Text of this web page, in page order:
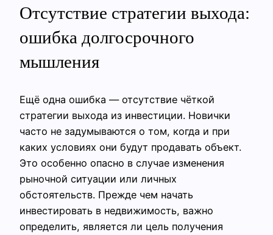
Отсутствие стратегии выхода:
ошибка долгосрочного
мышления
Ещё одна ошибка — отсутствие чёткой
стратегии выхода из инвестиции. Новички
часто не задумываются о том, когда и при
каких условиях они будут продавать объект.
Это особенно опасно в случае изменения
рыночной ситуации или личных
обстоятельств. Прежде чем начать
инвестировать в недвижимость, важно
определить, является ли цель получения